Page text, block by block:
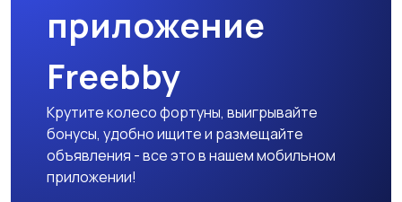
приложение
Freebby
Крутите колесо фортуны, выигрывайте
бонусы, удобно ищите и размещайте
объявления - все это в нашем мобильном
приложении!